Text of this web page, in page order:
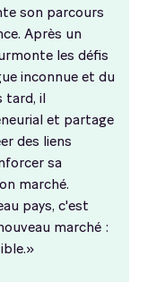
son parcours
Après un
les défis
inconnue et du
il
et partage
des liens
sa
marché.
pays, c'est
marché :